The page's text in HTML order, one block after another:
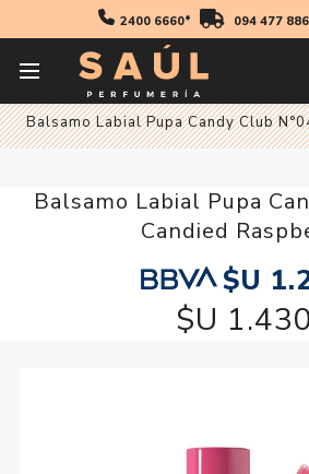
2400 6660* 094 477 886
Inicio 63 Aniversario
Balsamo Labial Pupa Candy Club
Balsamo Labial Pupa
Candied
$U
$U 1.430